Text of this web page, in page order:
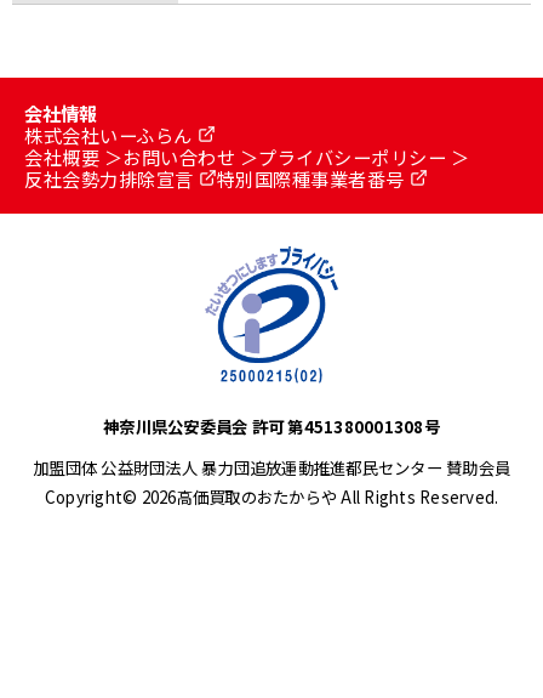
会社情報
株式会社いーふらん
会社概要
お問い合わせ
プライバシーポリシー
反社会勢力排除宣言
特別国際種事業者番号
神奈川県公安委員会 許可 第451380001308号
加盟団体 公益財団法人 暴力団追放運動推進都民センター 賛助会員
Copyright© 2026高価買取のおたからや All Rights Reserved.